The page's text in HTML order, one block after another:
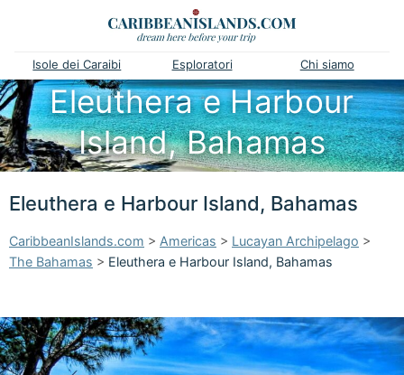
Isole dei Caraibi Esploratori Chi siamo
Eleuthera e Harbour
Island, Bahamas
Eleuthera e Harbour Island, Bahamas
CaribbeanIslands.com > Americas > Lucayan Archipelago >
The Bahamas > Eleuthera e Harbour Island, Bahamas